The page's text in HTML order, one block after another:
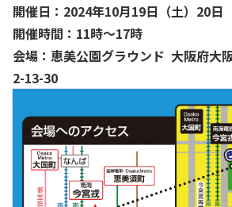
開催日：2024年10月19日（土）20日（
開催時間：11時〜17時
会場：恵美公園グラウンド 大阪府大
2-13-30